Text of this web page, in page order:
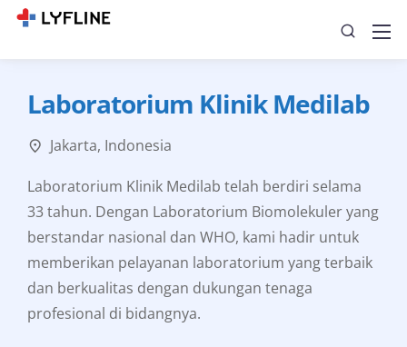
Laboratorium Klinik Medilab
Jakarta, Indonesia
Laboratorium Klinik Medilab telah berdiri selama
33 tahun. Dengan Laboratorium Biomolekuler yang
berstandar nasional dan WHO, kami hadir untuk
memberikan pelayanan laboratorium yang terbaik
dan berkualitas dengan dukungan tenaga
profesional di bidangnya.